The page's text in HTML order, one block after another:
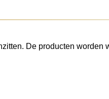
De producten worden